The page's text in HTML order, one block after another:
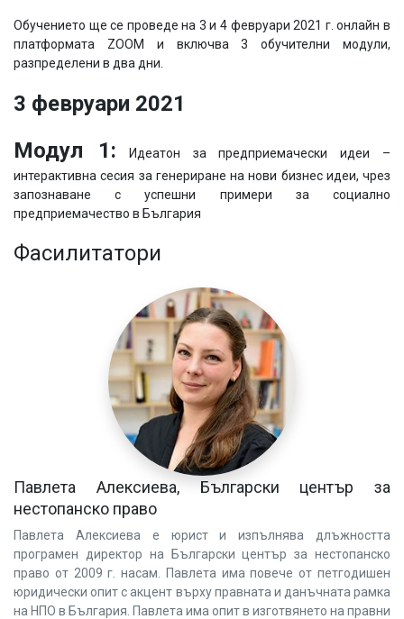
Обучението ще се проведе на 3 и 4 февруари 2021 г. онлайн в
платформата ZOOM и включва 3 обучителни модули,
разпределени в два дни.
3 февруари 2021
Модул 1: Идеатон за предприемачески идеи –
интерактивна сесия за генериране на нови бизнес идеи, чрез
запознаване с успешни примери за социално
предприемачество в България
Фасилитатори
Павлета Алексиева, Български център за
нестопанско право
Павлета Алексиева е юрист и изпълнява длъжността
програмен директор на Български център за нестопанско
право от 2009 г. насам. Павлета има повече от петгодишен
юридически опит с акцент върху правната и данъчната рамка
на НПО в България. Павлета има опит в изготвянето на правни